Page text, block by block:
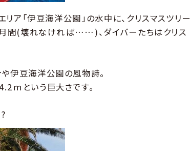
「伊豆海洋公園」の水中に、クリスマスツリー
間(壊れなければ……)、ダイバーたちはクリス
伊豆海洋公園の風物詩。
ｍという巨大さです。